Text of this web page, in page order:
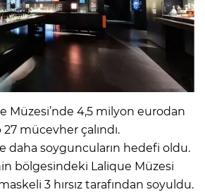
Müzesi’nde 4,5 milyon eurodan
mücevher çalındı.
daha soyguncuların hedefi oldu.
bölgesindeki Lalique Müzesi
3 hırsız tarafından soyuldu.